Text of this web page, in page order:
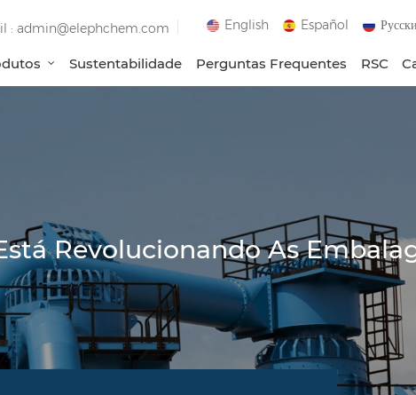
: admin@elephchem.com English Español
Sustentabilidade Perguntas Frequentes RSC
Revolucionando As